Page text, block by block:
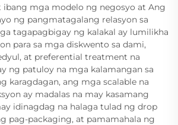
mga modelo ng negosyo at Ang
ng pangmatagalang relasyon sa
tagapagbigay ng kalakal ay lumilikha
para sa mga diskwento sa dami,
at preferential treatment na
ng patuloy na mga kalamangan sa
karagdagan, ang mga scalable na
ay madalas na may kasamang
idinagdag na halaga tulad ng drop
pag-packaging, at pamamahala ng